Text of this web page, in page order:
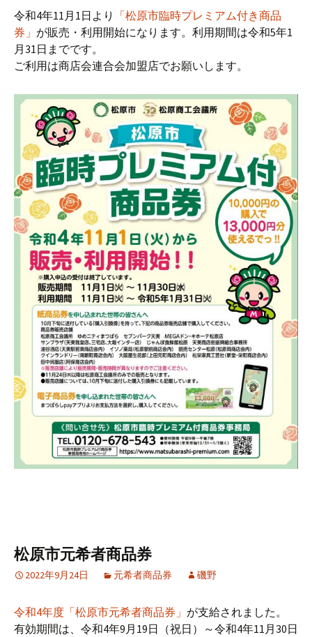
令和4年11月1日より
「松原市臨時プレミアム付き商品
券」 が販売・利用開始になります。利用期間は令和5年1
月31日までです。
ご利用は商店会連合会加盟店でお願いします。
松原市元希者商品券
2022年9月24日 元希者商品券 磯野
令和4年度「松原市元希者商品券」 が支給されました。
有効期間は、令和4年9月19日（祝日）～令和4年11月30日